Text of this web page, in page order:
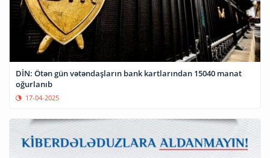
DİN: Ötən gün vətəndaşların bank kartlarından 15040 manat
oğurlanıb
17-04-2025